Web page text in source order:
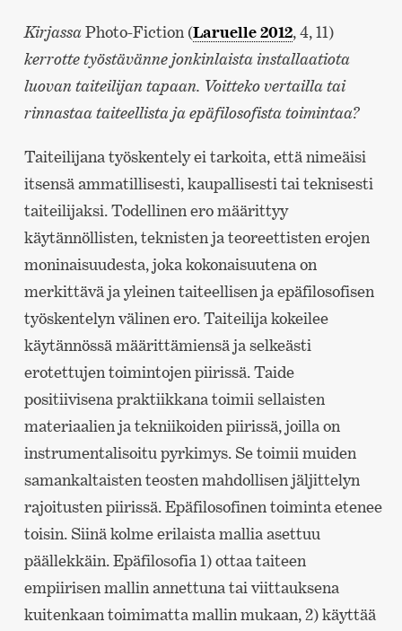
KirjassaPhoto-Fiction (Laruelle 2012, 4, 11)
kerrotte työstävänne jonkinlaista installaatiota
luovan taiteilijan tapaan. Voitteko vertailla tai
rinnastaa taiteellista ja epäfilosofista toimintaa?
Taiteilijana työskentely ei tarkoita, että nimeäisi
itsensä ammatillisesti, kaupallisesti tai teknisesti
taiteilijaksi. Todellinen ero määrittyy
käytännöllisten, teknisten ja teoreettisten erojen
moninaisuudesta, joka kokonaisuutena on
merkittävä ja yleinen taiteellisen ja epäfilosofisen
työskentelyn välinen ero. Taiteilija kokeilee
käytännössä määrittämiensä ja selkeästi
erotettujen toimintojen piirissä. Taide
positiivisena praktiikkana toimii sellaisten
materiaalien ja tekniikoiden piirissä, joilla on
instrumentalisoitu pyrkimys. Se toimii muiden
samankaltaisten teosten mahdollisen jäljittelyn
rajoitusten piirissä. Epäfilosofinen toiminta etenee
toisin. Siinä kolme erilaista mallia asettuu
päällekkäin. Epäfilosofia 1) ottaa taiteen
empiirisen mallin annettuna tai viittauksena
kuitenkaan toimimatta mallin mukaan, 2) käyttää